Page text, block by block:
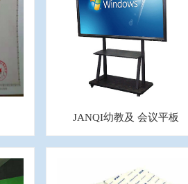
JANQI幼教及 会议平板